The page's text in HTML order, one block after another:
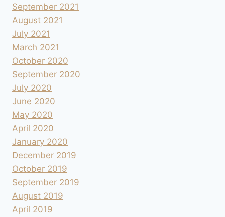
September 2021
August 2021
July 2021
March 2021
October 2020
September 2020
July 2020
June 2020
May 2020
April 2020
January 2020
December 2019
October 2019
September 2019
August 2019
April 2019